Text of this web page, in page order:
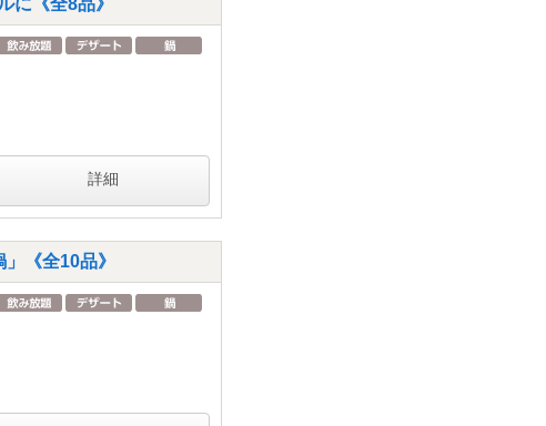
に《全8品》
詳細
《全10品》